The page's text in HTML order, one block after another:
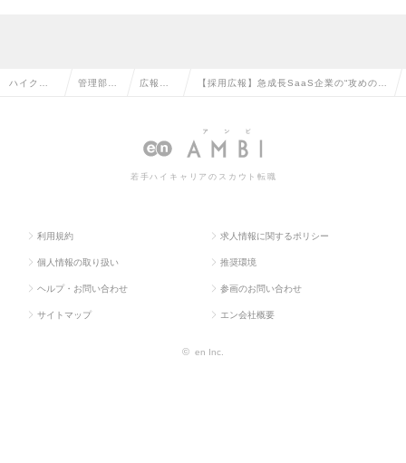
ハイクラ 管理部門 広報・I 【採用広報】急成長SaaS企業の“攻めの採
若手ハイキャリアのスカウト転職
利用規約 求人情報に関するポリシー
個人情報の取り扱い 推奨環境
ヘルプ・お問い合わせ 参画のお問い合わせ
サイトマップ エン会社概要
© en Inc.